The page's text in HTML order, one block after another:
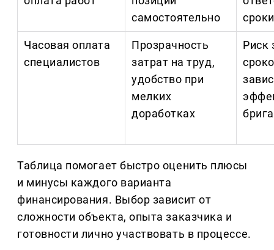
самостоятельно
Часовая оплата
специалистов
Прозрачность
затрат на труд,
удобство при
мелких
доработках
Риск
Таблица помогает быстро оценить плюсы
и минусы каждого варианта
финансирования. Выбор зависит от
сложности объекта, опыта заказчика и
готовности лично участвовать в процессе.